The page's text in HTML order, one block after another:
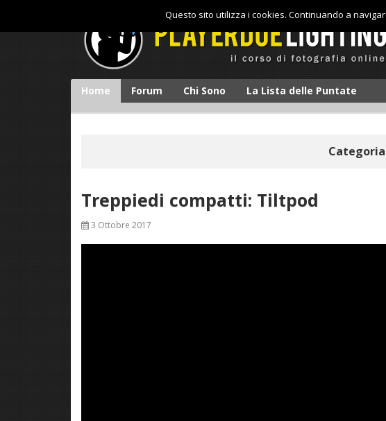
Home Forum Chi Sono La Lista delle Puntate
Treppiedi compatti: Tiltpod
3 Ottobre 2017
Questo sito utilizza i cookies. Continuando a